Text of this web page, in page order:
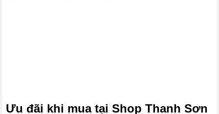
Ưu đãi khi mua tại Shop Thanh Sơn